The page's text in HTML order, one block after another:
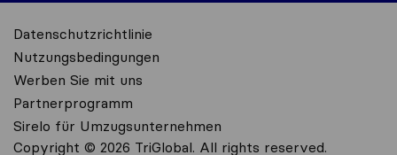
Datenschutzrichtlinie
Nutzungsbedingungen
Werben Sie mit uns
Partnerprogramm
Sirelo für Umzugsunternehmen
Copyright © 2026 TriGlobal. All rights reserved.